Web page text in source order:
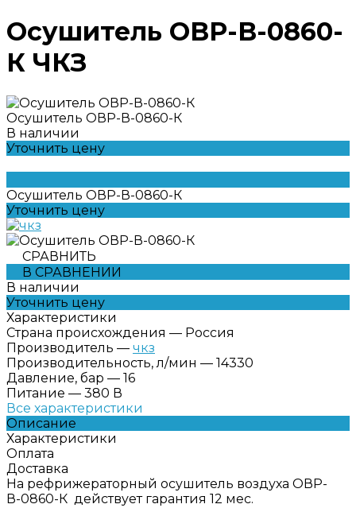
Осушитель ОВР-В-0860-
К ЧКЗ
Осушитель ОВР-В-0860-К
В наличии
Уточнить цену
Осушитель ОВР-В-0860-К
Уточнить цену
СРАВНИТЬ
В СРАВНЕНИИ
В наличии
Уточнить цену
Характеристики
Страна происхождения — Россия
Производитель — чкз
Производительность, л/мин — 14330
Давление, бар — 16
Питание — 380 В
Все характеристики
Описание
Характеристики
Оплата
Доставка
На рефрижераторный осушитель воздуха ОВР-
В-0860-К действует гарантия 12 мес.